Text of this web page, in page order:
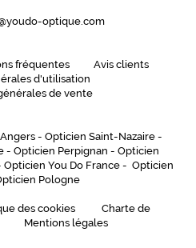
optique.com
fréquentes
Avis clients
d'utilisation
de vente
- Opticien Saint-Nazaire -
- Opticien Perpignan - Opticien
Opticien You Do France - Opticien
Pologne
des cookies
Charte de
Mentions légales